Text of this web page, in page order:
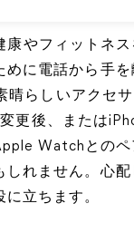
康やフィットネ
めに電話から手を
晴らしいアクセ
更後、または
Watchとのペ
しれません。心配
立ちます。